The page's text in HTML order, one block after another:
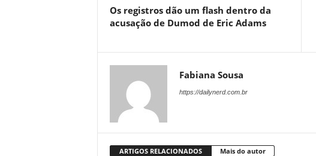
Os registros dão um flash dentro da
acusação de Dumod de Eric Adams
Fabiana Sousa
https://dailynerd.com.br
ARTIGOS RELACIONADOS Mais do autor